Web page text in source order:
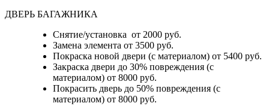
ДВЕРЬ БАГАЖНИКА
Снятие/установка от 2000 руб.
Замена элемента от 3500 руб.
Покраска новой двери (с материалом) от 5400 руб.
Закраска двери до 30% повреждения (с
материалом) от 8000 руб.
Покрасить дверь до 50% повреждения (с
материалом) от 8000 руб.